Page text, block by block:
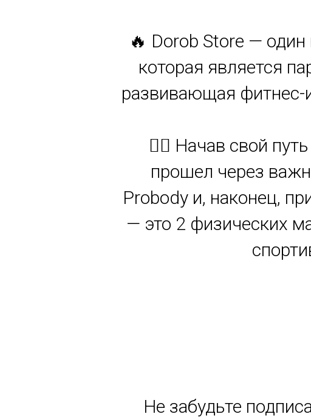
🔥 Dorob Store —
которая является
развивающая фитнес-
🏋️‍♂️ Начав свой
прошел через
Probody и, наконец,
— это 2 физических
Не забудьте